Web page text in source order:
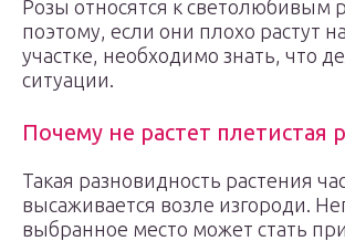
Розы относятся к светолюбивым
поэтому, если они плохо растут
участке, необходимо знать, что
ситуации.
Почему не растет плетистая
Такая разновидность растения
высаживается возле изгороди.
выбранное место может стать